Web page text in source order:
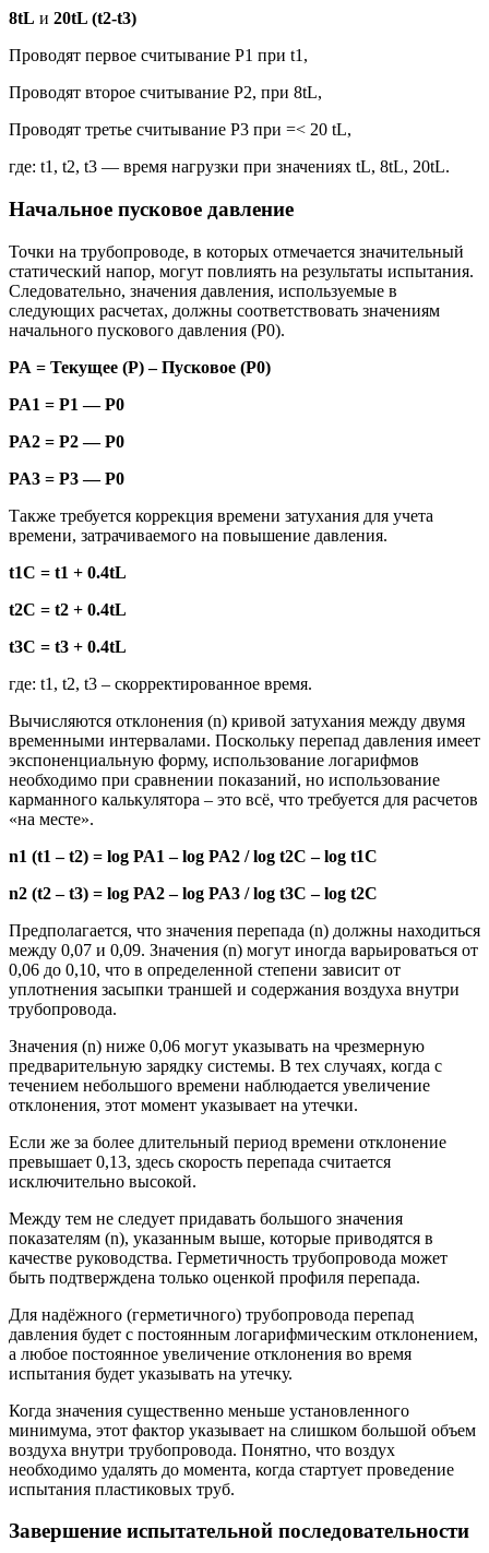
8tL и 20tL (t2-t3)
Проводят первое считывание P1 при t1,
Проводят второе считывание P2, при 8tL,
Проводят третье считывание P3 при =< 20 tL,
где: t1, t2, t3 — время нагрузки при значениях tL, 8tL, 20tL.
Начальное пусковое давление
Точки на трубопроводе, в которых отмечается значительный
статический напор, могут повлиять на результаты испытания.
Следовательно, значения давления, используемые в
следующих расчетах, должны соответствовать значениям
начального пускового давления (P0).
PA = Текущее (P) – Пусковое (P0)
PA1 = P1 — P0
PA2 = P2 — P0
PA3 = P3 — P0
Также требуется коррекция времени затухания для учета
времени, затрачиваемого на повышение давления.
t1C = t1 + 0.4tL
t2C = t2 + 0.4tL
t3C = t3 + 0.4tL
где: t1, t2, t3 – скорректированное время.
Вычисляются отклонения (n) кривой затухания между двумя
временными интервалами. Поскольку перепад давления имеет
экспоненциальную форму, использование логарифмов
необходимо при сравнении показаний, но использование
карманного калькулятора – это всё, что требуется для расчетов
«на месте».
n1 (t1 – t2) = log PA1 – log PA2 / log t2C – log t1C
n2 (t2 – t3) = log PA2 – log PA3 / log t3C – log t2C
Предполагается, что значения перепада (n) должны находиться
между 0,07 и 0,09. Значения (n) могут иногда варьироваться от
0,06 до 0,10, что в определенной степени зависит от
уплотнения засыпки траншей и содержания воздуха внутри
трубопровода.
Значения (n) ниже 0,06 могут указывать на чрезмерную
предварительную зарядку системы. В тех случаях, когда с
течением небольшого времени наблюдается увеличение
отклонения, этот момент указывает на утечки.
Если же за более длительный период времени отклонение
превышает 0,13, здесь скорость перепада считается
исключительно высокой.
Между тем не следует придавать большого значения
показателям (n), указанным выше, которые приводятся в
качестве руководства. Герметичность трубопровода может
быть подтверждена только оценкой профиля перепада.
Для надёжного (герметичного) трубопровода перепад
давления будет с постоянным логарифмическим отклонением,
а любое постоянное увеличение отклонения во время
испытания будет указывать на утечку.
Когда значения существенно меньше установленного
минимума, этот фактор указывает на слишком большой объем
воздуха внутри трубопровода. Понятно, что воздух
необходимо удалять до момента, когда стартует проведение
испытания пластиковых труб.
Завершение испытательной последовательности